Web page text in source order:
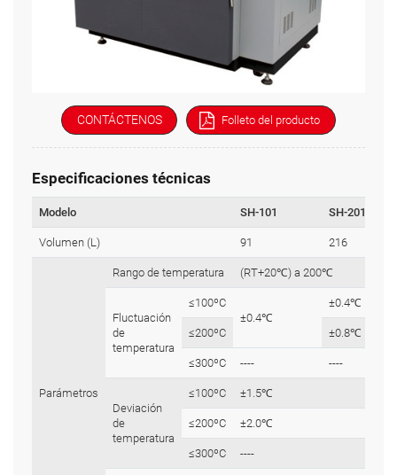
CONTÁCTENOS Folleto del producto
Especificaciones técnicas
Modelo SH-101 SH-201
Volumen (L) 91 216
Parámetros
Rango de temperatura (RT+20℃) a 200℃
Fluctuación
de
temperatura
≤100ºC
±0.4℃
±0.4℃
≤200ºC ±0.8℃
≤300ºC ---- ----
Deviación
de
temperatura
≤100ºC ±1.5℃
≤200ºC ±2.0℃
≤300ºC ----